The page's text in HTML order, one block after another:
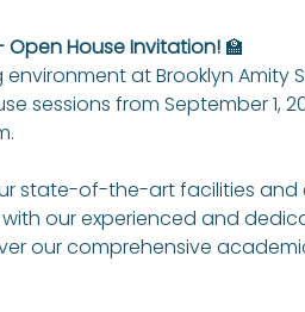
Open House Invitation! 🏫
at Brooklyn Amity
sessions from September 1,
state-of-the-art facilities and
with our experienced and
our comprehensive